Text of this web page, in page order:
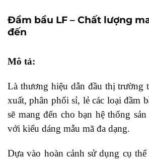
Đầm bầu LF – Chất lượng
đến
Mô tả:
Là thương hiệu dẫn đầu thị trường
xuất, phân phối sỉ, lẻ các loại đầm
sẽ mang đến cho bạn hệ thống
với kiểu dáng mẫu mã đa dạng.
Dựa vào hoàn cảnh sử dụng cụ